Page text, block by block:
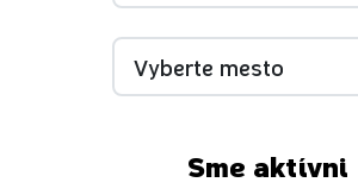
Sme aktívni